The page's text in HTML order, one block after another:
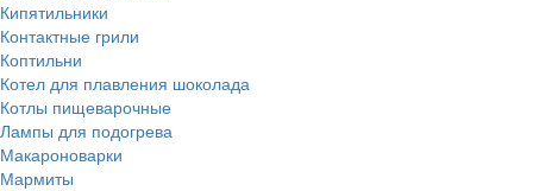
Кипятильники
Контактные грили
Коптильни
Котел для плавления шоколада
Котлы пищеварочные
Лампы для подогрева
Макароноварки
Мармиты